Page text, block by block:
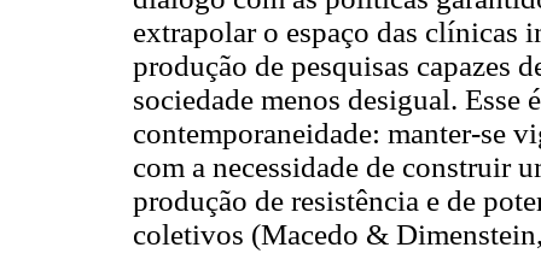
extrapolar o espaço das clínicas
produção de pesquisas capazes
sociedade menos desigual.
contemporaneidade: manter-se
com a necessidade de construir
produção de resistência e de
coletivos (Macedo &